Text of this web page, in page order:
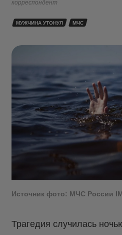
корреспондент
МУЖЧИНА УТОНУЛ МЧС
Источник фото: МЧС России
Трагедия случилась